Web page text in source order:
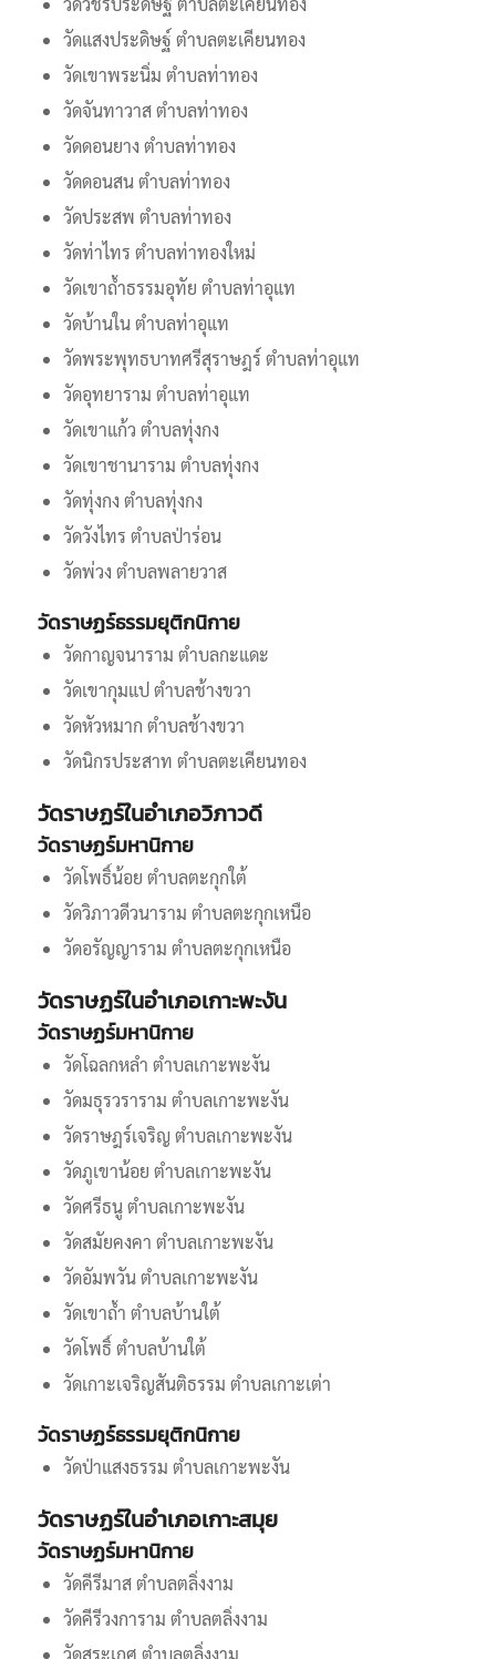
วัดแสงประดิษฐ์ ตำบลตะเคียนทอง
วัดเขาพระนิ่ม ตำบลท่าทอง
วัดจันทาวาส ตำบลท่าทอง
วัดดอนยาง ตำบลท่าทอง
วัดดอนสน ตำบลท่าทอง
วัดประสพ ตำบลท่าทอง
วัดท่าไทร ตำบลท่าทองใหม่
วัดเขาถ้ำธรรมอุทัย ตำบลท่าอุแท
วัดบ้านใน ตำบลท่าอุแท
วัดพระพุทธบาทศรีสุราษฎร์ ตำบลท่าอุแท
วัดอุทยาราม ตำบลท่าอุแท
วัดเขาแก้ว ตำบลทุ่งกง
วัดเขาชานาราม ตำบลทุ่งกง
วัดทุ่งกง ตำบลทุ่งกง
วัดวังไทร ตำบลป่าร่อน
วัดพ่วง ตำบลพลายวาส
วัดราษฏร์ธรรมยุติกนิกาย
วัดกาญจนาราม ตำบลกะแดะ
วัดเขากุมแป ตำบลช้างขวา
วัดหัวหมาก ตำบลช้างขวา
วัดนิกรประสาท ตำบลตะเคียนทอง
วัดราษฏร์ในอำเภอวิภาวดี
วัดราษฏร์มหานิกาย
วัดโพธิ์น้อย ตำบลตะกุกใต้
วัดวิภาวดีวนาราม ตำบลตะกุกเหนือ
วัดอรัญญาราม ตำบลตะกุกเหนือ
วัดราษฏร์ในอำเภอเกาะพะงัน
วัดราษฏร์มหานิกาย
วัดโฉลกหลำ ตำบลเกาะพะงัน
วัดมธุรวราราม ตำบลเกาะพะงัน
วัดราษฎร์เจริญ ตำบลเกาะพะงัน
วัดภูเขาน้อย ตำบลเกาะพะงัน
วัดศรีธนู ตำบลเกาะพะงัน
วัดสมัยคงคา ตำบลเกาะพะงัน
วัดอัมพวัน ตำบลเกาะพะงัน
วัดเขาถ้ำ ตำบลบ้านใต้
วัดโพธิ์ ตำบลบ้านใต้
วัดเกาะเจริญสันติธรรม ตำบลเกาะเต่า
วัดราษฏร์ธรรมยุติกนิกาย
วัดป่าแสงธรรม ตำบลเกาะพะงัน
วัดราษฏร์ในอำเภอเกาะสมุย
วัดราษฏร์มหานิกาย
วัดคีรีมาส ตำบลตลิ่งงาม
วัดคีรีวงการาม ตำบลตลิ่งงาม
วัดสระเกศ ตำบลตลิ่งงาม